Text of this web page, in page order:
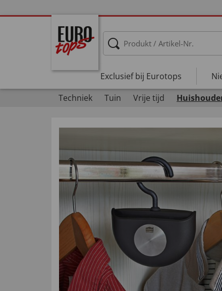
Exclusief bij Eurotops
Techniek
Tuin Vrije tijd